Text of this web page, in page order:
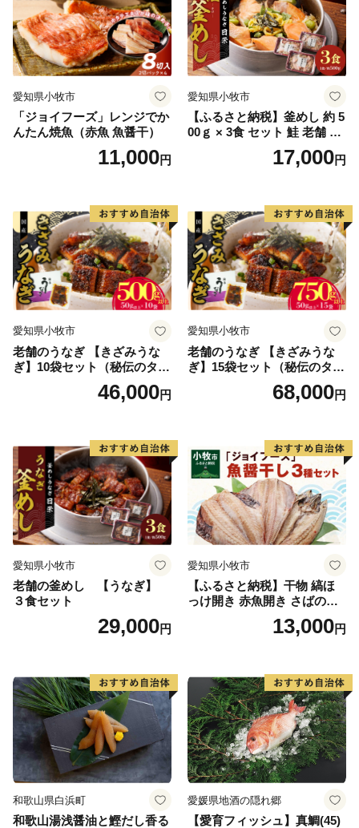
愛知県小牧市
「ジョイフーズ」レンジでか
んたん焼魚（赤魚 魚醤干）
11,000円
愛知県小牧市
【ふるさと納税】釜めし 約 5
00ｇ × 3食 セット 鮭 老舗 急
速冷凍 レンチン 時短 簡単調
理 食品 加工品 海鮮 手作り
り寄せグルメ 愛知県 小牧市
送料無料
17,000円
愛知県小牧市
老舗のうなぎ 【きざみうな
ぎ】10袋セット（秘伝のタレ
46,000円
愛知県小牧市
老舗のうなぎ 【きざみうな
ぎ】15袋セット（秘伝のタレ
68,000円
愛知県小牧市
老舗の釜めし 【うなぎ】
３食セット
29,000円
愛知県小牧市
【ふるさと納税】干物 縞ほ
っけ開き 赤魚開き さばの開
き 魚醤干し 3種 セット 詰め
合わせ 魚 おかず 肉厚 おいし
取り寄せグルメ 魚醤 ナンプ
ラー 愛知県 小牧市 冷凍 送料
無料
13,000円
和歌山県白浜町
和歌山湯浅醤油と鰹だし香る
愛媛県地酒の隠れ郷
【愛育フィッシュ】真鯛(45)